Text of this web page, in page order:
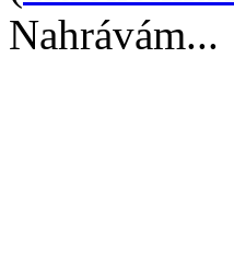
Nahrávám...